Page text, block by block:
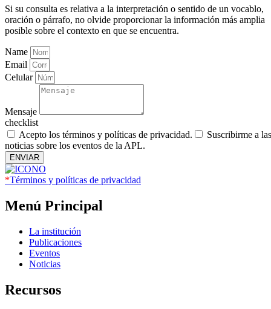
Si su consulta es relativa a la interpretación o sentido de un vocablo,
oración o párrafo, no olvide proporcionar la información más amplia
posible sobre el contexto en que se encuentra.
Name
Email
Celular
Mensaje
checklist
Acepto los términos y políticas de privacidad.
Suscribirme a las
noticias sobre los eventos de la APL.
ENVIAR
*Términos y políticas de privacidad
Menú Principal
La institución
Publicaciones
Eventos
Noticias
Recursos